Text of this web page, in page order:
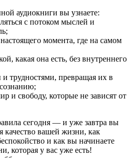
аудиокниги вы узнаете:
с потоком мыслей и
момента, где на самом
какая она есть, без внутреннего
и трудностями, превращая их в
и свободу, которые не зависят от
сегодня — и уже завтра вы
качество вашей жизни, как
и как вы начинаете
которая у вас уже есть!